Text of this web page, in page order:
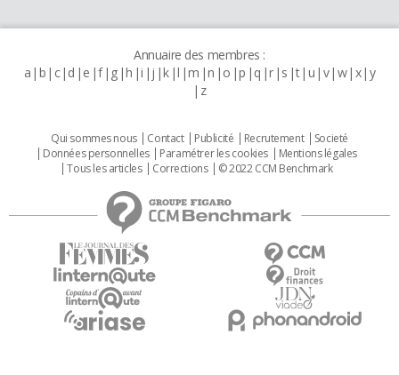
Annuaire des membres :
a b c d e f g h i j k l m n o p q r s t u v w x y
z
Qui sommes nous Contact Publicité Recrutement
Societé
Données personnelles
Paramétrer les cookies
Mentions légales
Tous les articles
Corrections © 2022 CCM Benchmark